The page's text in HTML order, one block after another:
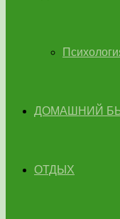
ДОМАШНИЙ
ОТДЫХ